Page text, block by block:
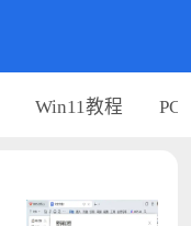
Win11教程 PC